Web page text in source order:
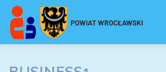
Przejdź
treści
E-REJESTRACJA